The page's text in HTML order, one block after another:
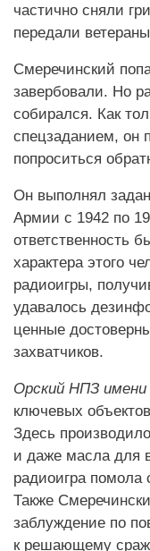
частично сняли
передали
Смеречинский
завербовали. Но
собирался. Как
спецзаданием, он
попроситься
Он выполнял
Армии с 1942 по
ответственность
характера этого
радиоигры,
удавалось
ценные
захватчиков.
Орский НПЗ имени
ключевых
Здесь
и даже масла для
радиоигра помола
Также
заблуждение по
к решающему